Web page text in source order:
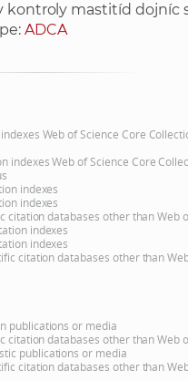
kontroly mastitíd dojníc
ADCA
Web of Science Core
indexes Web of Science Core
indexes
indexes
databases other than Web
indexes
indexes
citation databases other than
publications or media
databases other than Web
publications or media
citation databases other than